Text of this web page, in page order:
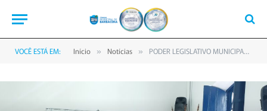
VOCÊ ESTÁ EM: Início » Notícias » PODER LEGISLATIVO MUNICIPAL DE BARBACENA ENTRA EM RECESSO PARLAMENTAR